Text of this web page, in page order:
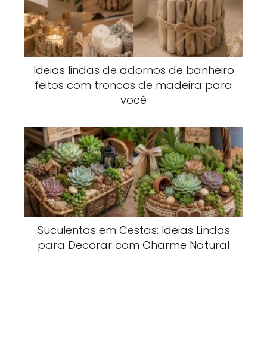
Ideias lindas de adornos de banheiro
feitos com troncos de madeira para
você
Suculentas em Cestas: Ideias Lindas
para Decorar com Charme Natural